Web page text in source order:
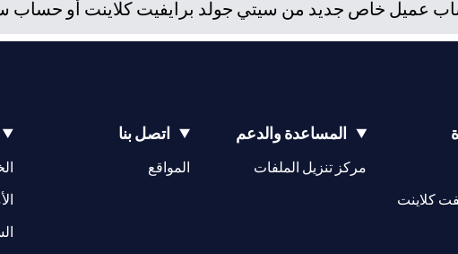
عميل خاص جديد من سيتي جولد برايفيت كلاينت أو حساب
كلاينت
المساعدة والدعم
مركز تنزيل الملفات
اتصل بنا
المواقع
(opens in a new tab)